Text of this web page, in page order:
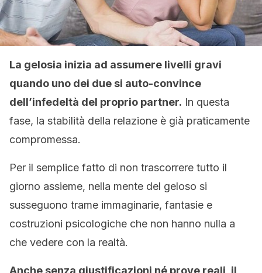
La gelosia inizia ad assumere livelli gravi
quando uno dei due si auto-convince
dell’infedeltà del proprio partner. In questa
fase, la stabilità della relazione è già praticamente
compromessa.
Per il semplice fatto di non trascorrere tutto il
giorno assieme, nella mente del geloso si
susseguono trame immaginarie, fantasie e
costruzioni psicologiche che non hanno nulla a
che vedere con la realtà.
Anche senza giustificazioni né prove reali, il